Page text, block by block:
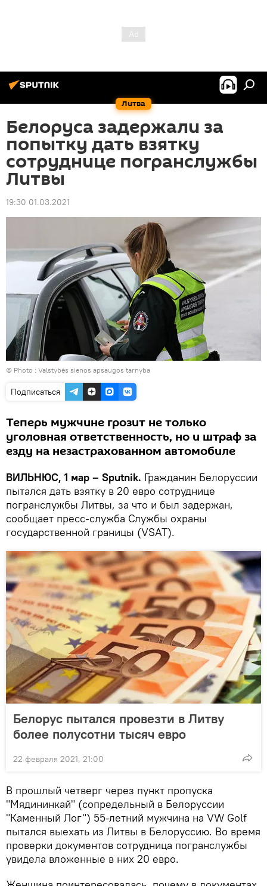
Литва
Белоруса задержали за
попытку дать взятку
сотруднице погранслужбы
Литвы
19:30 01.03.2021
© Photo : Valstybės sienos apsaugos tarnyba
Подписаться
Теперь мужчине грозит не только
уголовная ответственность, но и штраф за
езду на незастрахованном автомобиле
ВИЛЬНЮС, 1 мар – Sputnik. Гражданин Белоруссии
пытался дать взятку в 20 евро сотруднице
погранслужбы Литвы, за что и был задержан,
сообщает пресс-служба Службы охраны
государственной границы (VSAT).
Белорус пытался провезти в Литву
более полусотни тысяч евро
22 февраля 2021, 21:00
В прошлый четверг через пункт пропуска
"Мядининкай" (сопредельный в Белоруссии
"Каменный Лог") 55-летний мужчина на VW Golf
пытался выехать из Литвы в Белоруссию. Во время
проверки документов сотрудница погранслужбы
увидела вложенные в них 20 евро.